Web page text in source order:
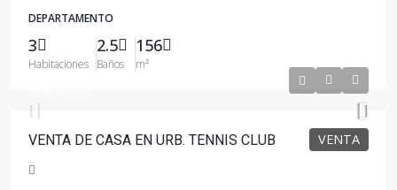
DEPARTAMENTO
3
Habitaciones
2.5
Baños
156
m²
VENTA
VENTA DE CASA EN URB. TENNIS CLUB